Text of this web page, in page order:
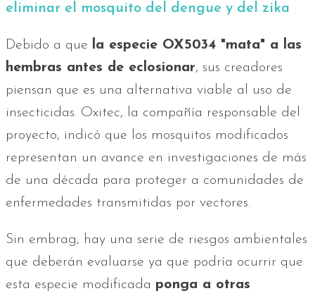
eliminar el mosquito del dengue y del zika
Debido a que
la especie OX5034 "mata" a las
hembras antes de eclosionar, sus creadores
piensan que es una alternativa viable al uso de
insecticidas. Oxitec, la compañía responsable del
proyecto, indicó que los mosquitos modificados
representan un avance en investigaciones de más
de una década para proteger a comunidades de
enfermedades transmitidas por vectores.
Sin embrag, hay una serie de riesgos ambientales
que deberán evaluarse ya que podría ocurrir que
esta especie modificada ponga a otras